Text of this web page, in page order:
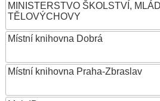
MINISTERSTVO ŠKOLSTVÍ,
TĚLOVÝCHOVY
Místní knihovna Dobrá
Místní knihovna Praha-Zbraslav